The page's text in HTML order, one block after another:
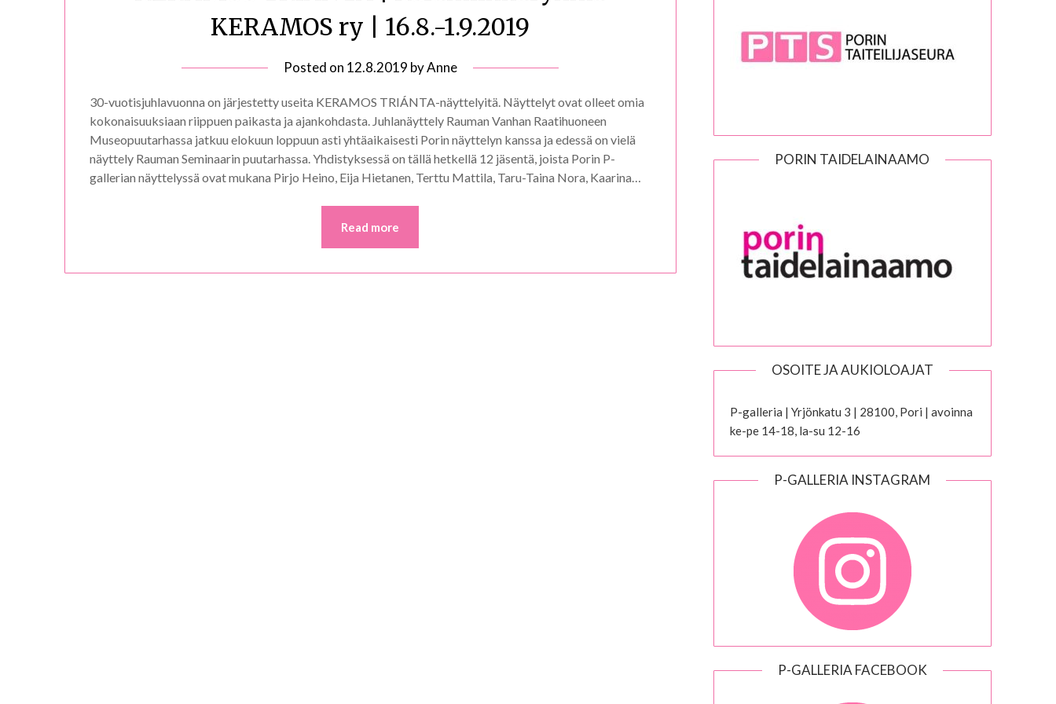
KERAMOS ry | 16.8.-1.9.2019
Posted on 12.8.2019 byAnne
30-vuotisjuhlavuonna on järjestetty useita KERAMOS TRIÁNTA-näyttelyitä. Näyttelyt ovat olleet omia
kokonaisuuksiaan riippuen paikasta ja ajankohdasta. Juhlanäyttely Rauman Vanhan Raatihuoneen
Museopuutarhassa jatkuu elokuun loppuun asti yhtäaikaisesti Porin näyttelyn kanssa ja edessä on vielä
näyttely Rauman Seminaarin puutarhassa. Yhdistyksessä on tällä hetkellä 12 jäsentä, joista Porin P-
gallerian näyttelyssä ovat mukana Pirjo Heino, Eija Hietanen, Terttu Mattila, Taru-Taina Nora, Kaarina…
Read more
PORIN TAIDELAINAAMO
OSOITE JA AUKIOLOAJAT
P-galleria | Yrjönkatu 3 | 28100, Pori | avoinna
ke-pe 14-18, la-su 12-16
P-GALLERIA INSTAGRAM
P-GALLERIA FACEBOOK